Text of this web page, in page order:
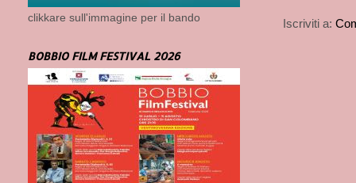
Iscriviti a:
clikkare sull'immagine per il bando
BOBBIO FILM FESTIVAL 2026